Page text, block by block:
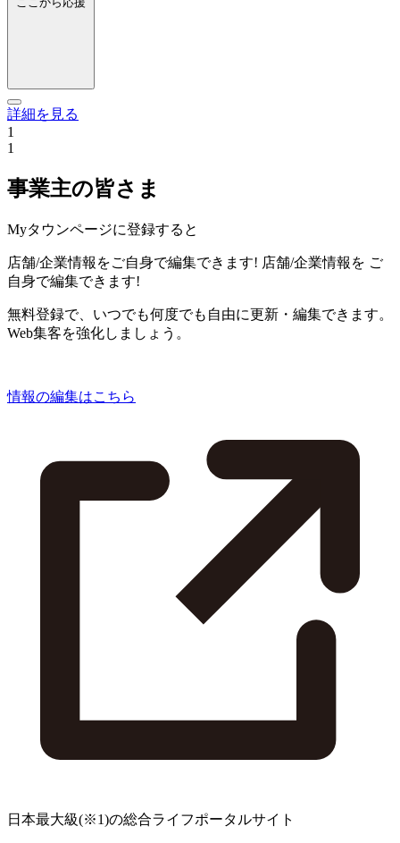
詳細を見る
1
1
事業主の皆さま
Myタウンページに登録すると
店舗/企業情報をご自身で編集できます! 店舗/企業情報を ご
自身で編集できます!
無料登録で、いつでも何度でも自由に更新・編集できます。
Web集客を強化しましょう。
情報の編集はこちら
日本最大級(※1)の総合ライフポータルサイト